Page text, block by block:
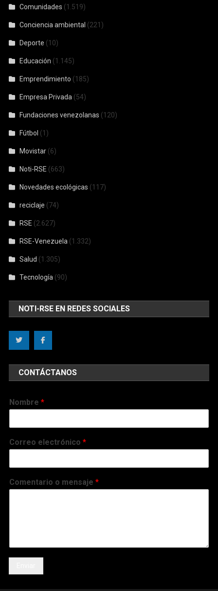
Comunidades (1.519)
Conciencia ambiental (221)
Deporte (10)
Educación (1.145)
Emprendimiento (185)
Empresa Privada (54)
Fundaciones venezolanas (120)
Fútbol (1)
Movistar (6)
Noti-RSE (663)
Novedades ecológicas (117)
reciclaje (74)
RSE (2.627)
RSE-Venezuela (1.332)
Salud (1.305)
Tecnología (90)
NOTI-RSE EN REDES SOCIALES
CONTÁCTANOS
Nombre*
Correo electrónico*
Comentario o mensaje*